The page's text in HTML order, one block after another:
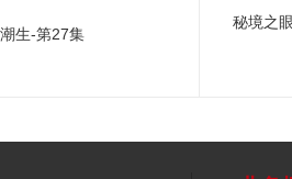
生-第27集
秘境之